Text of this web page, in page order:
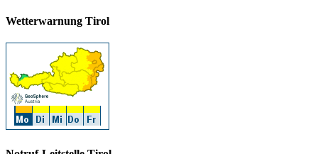
Wetterwarnung Tirol